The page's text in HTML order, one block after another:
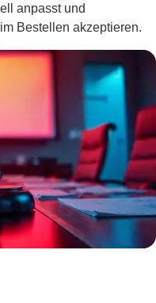
anpasst und
Bestellen akzeptieren.